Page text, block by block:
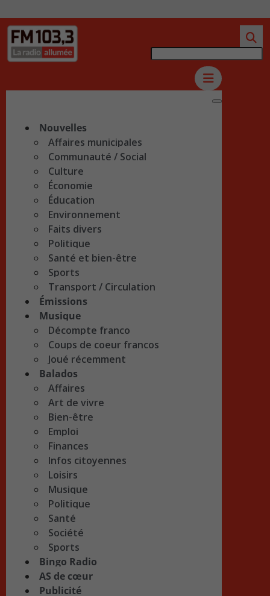
Nouvelles
Affaires municipales
Communauté / Social
Culture
Économie
Éducation
Environnement
Faits divers
Politique
Santé et bien-être
Sports
Transport / Circulation
Émissions
Musique
Décompte franco
Coups de coeur francos
Joué récemment
Balados
Affaires
Art de vivre
Bien-être
Emploi
Finances
Infos citoyennes
Loisirs
Musique
Politique
Santé
Société
Sports
Bingo Radio
AS de cœur
Publicité